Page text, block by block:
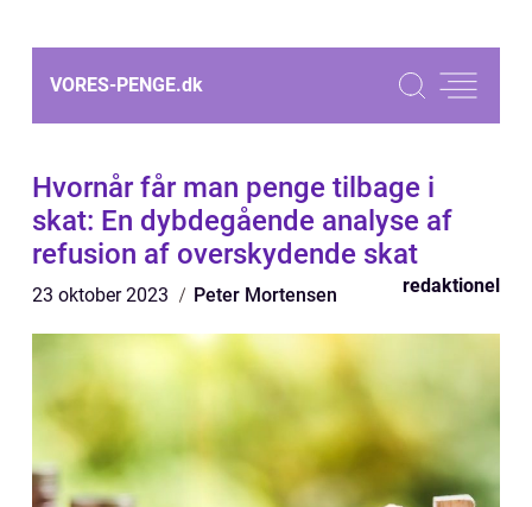
VORES-PENGE.dk
Hvornår får man penge tilbage i
skat: En dybdegående analyse af
refusion af overskydende skat
23 oktober 2023 Peter Mortensen redaktionel